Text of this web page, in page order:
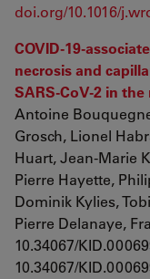
doi.org/10.1016/
COVID-19-
necrosis and
SARS-CoV-2 in
Antoine
Grosch, Lionel
Huart, Jean-Marie
Pierre Hayette,
Dominik Kylies,
Pierre Delanaye,
10.34067/
10.34067/